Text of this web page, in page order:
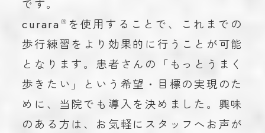
です。
curara Ⓡ を使用することで、これまでの
歩行練習をより効果的に行うことが可能
となります。患者さんの「もっとうまく
歩きたい」という希望・目標の実現のた
めに、当院でも導入を決めました。興味
のある方は、お気軽にスタッフへお声が